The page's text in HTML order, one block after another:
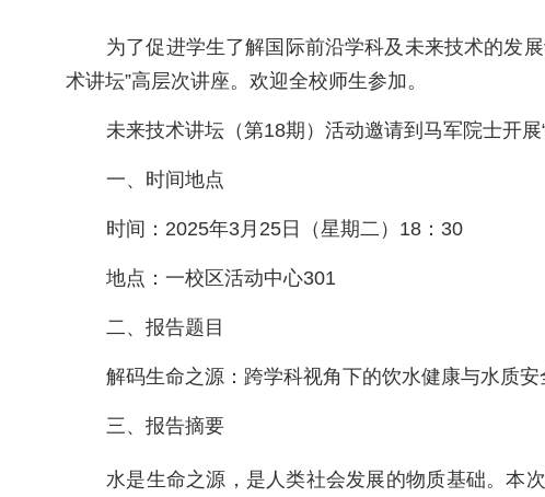
为了促进学生了解国际前沿学科及未来技术的发
术讲坛”高层次讲座。欢迎全校师生参加。
未来技术讲坛（第18期）活动邀请到 马军院士开展
一、时间地点
时间：2025年3月25日（星期二）18：30
地点：一校区活动中心301
二、报告题目
解码生命之源：跨学科视角下的饮水健康与水质
三、报告摘要
水是生命之源，是人类社会发展的物质基础。本